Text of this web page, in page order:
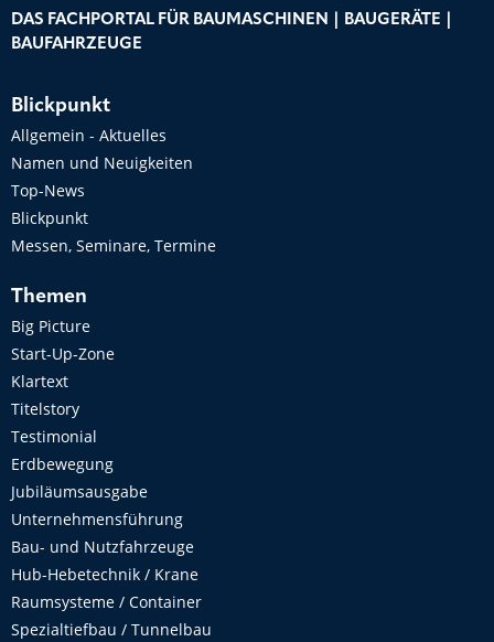
DAS FACHPORTAL FÜR BAUMASCHINEN | BAUGERÄTE |
BAUFAHRZEUGE
Blickpunkt
Allgemein - Aktuelles
Namen und Neuigkeiten
Top-News
Blickpunkt
Messen, Seminare, Termine
Themen
Big Picture
Start-Up-Zone
Klartext
Titelstory
Testimonial
Erdbewegung
Jubiläumsausgabe
Unternehmensführung
Bau- und Nutzfahrzeuge
Hub-Hebetechnik / Krane
Raumsysteme / Container
Spezialtiefbau / Tunnelbau